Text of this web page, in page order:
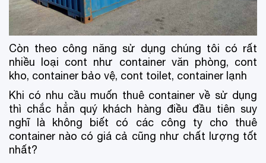
Còn theo công năng sử dụng chúng tôi có rất
nhiều loại cont như container văn phòng, cont
kho, container bảo vệ, cont toilet, container lạnh
Khi có nhu cầu muốn thuê container về sử dụng
thì chắc hẳn quý khách hàng điều đầu tiên suy
nghĩ là không biết có các công ty cho thuê
container nào có giá cả cũng như chất lượng tốt
nhất?